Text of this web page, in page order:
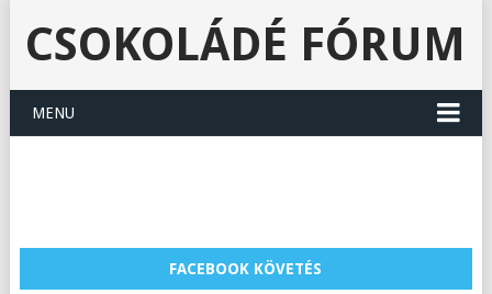
CSOKOLÁDÉ FÓRUM
MENU
FACEBOOK KÖVETÉS